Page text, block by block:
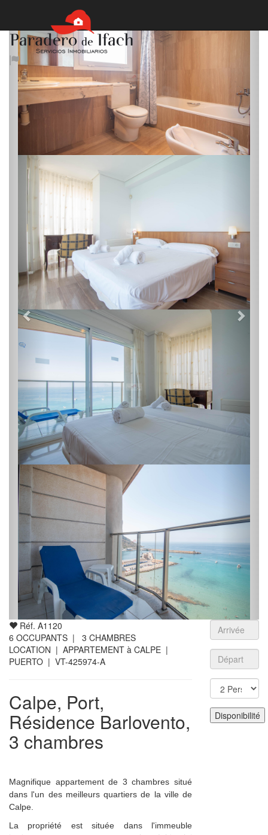
Réf. A1120
6 OCCUPANTS | 3 CHAMBRES
LOCATION | APPARTEMENT à CALPE |
PUERTO | VT-425974-A
Calpe, Port,
Résidence Barlovento,
3 chambres
Magnifique appartement de 3 chambres situé
dans l'un des meilleurs quartiers de la ville de
Calpe.
La propriété est située dans l'immeuble